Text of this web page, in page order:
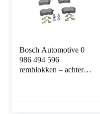
Bosch Automotive 0
986 494 596
remblokken – achteras